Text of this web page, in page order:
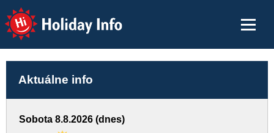
Holiday Info
Aktuálne info
Sobota 8.8.2026 (dnes)